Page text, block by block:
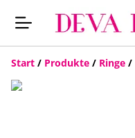
Start / Produkte / Ringe /